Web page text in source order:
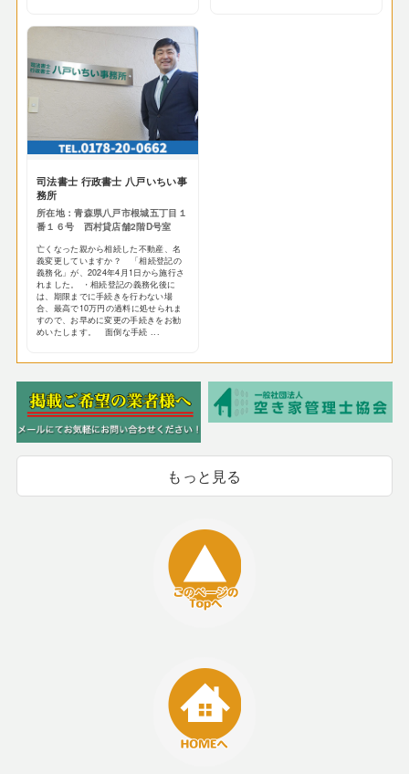
司法書士 行政書士 八戸いちい事
務所
所在地：青森県八戸市根城五丁目１
番１６号 西村貸店舗2階D号室
亡くなった親から相続した不動産、名
義変更していますか？ 「相続登記の
義務化」が、2024年4月1日から施行さ
れました。 ・相続登記の義務化後に
は、期限までに手続きを行わない場
合、最高で10万円の過料に処せられま
すので、お早めに変更の手続きをお勧
めいたします。 面倒な手続 ...
もっと見る